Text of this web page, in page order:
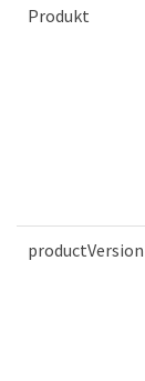
Produkt
productVersion